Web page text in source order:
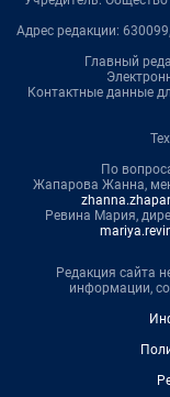
Адрес редакции:
Главный
Контактные данные
По
Жапарова Жанна,
Ревина Мария,
Редакция сайта
информации,